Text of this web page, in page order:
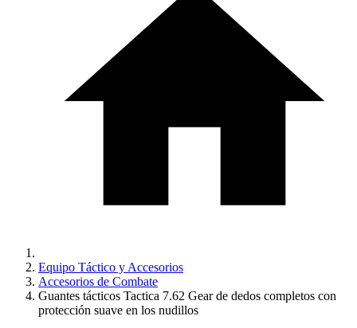
Equipo Táctico y Accesorios
Accesorios de Combate
Guantes tácticos Tactica 7.62 Gear de dedos completos con
protección suave en los nudillos